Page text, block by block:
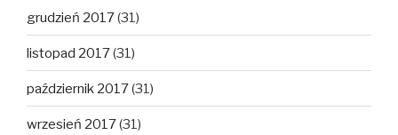
grudzień 2017(31)
listopad 2017(31)
październik 2017(31)
wrzesień 2017(31)